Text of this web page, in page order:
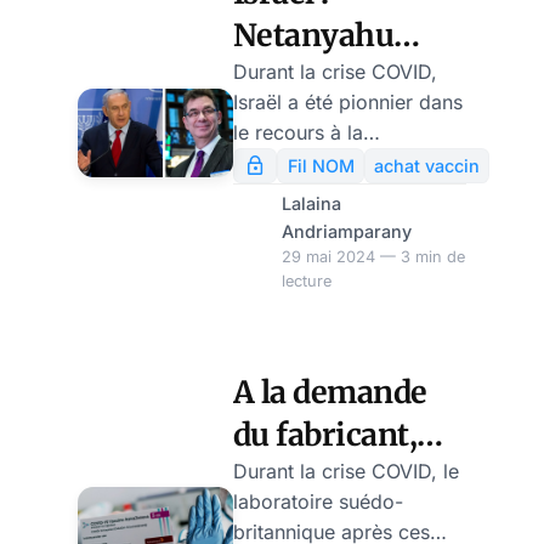
l’heure où la variante
KP.2 (peu dangereux) se
propage aux Etats-Unis.
Les actions de Novavax
ont vite grimpé suite à
cette annonce.
Netanyahu
critiqué pour
un accord
unilatéral avec
Pfizer
Durant la crise COVID,
Israël a été pionnier dans
le recours à la
vaccination,
essentiellement le vaccin
ARN de Pfizer.Dans un
rapport sur la gestion de
la crise du Covid-19 en
Premier ministre
Benjamin Netanyahu
pour avoir pris des
décisions importantes
sans avoir consulté le
cabinet anti-Covid. En
Fil NOM
achat vaccin
Lalaina
Andriamparany
29 mai 2024 — 3 min de
lecture
A la demande
du fabricant,
l’UE suspend le
vaccin
Durant la crise COVID, le
laboratoire suédo-
britannique après ces